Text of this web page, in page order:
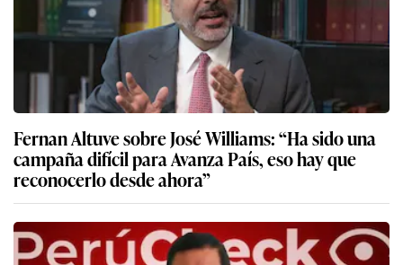
Fernan Altuve sobre José Williams: “Ha sido una
campaña difícil para Avanza País, eso hay que
reconocerlo desde ahora”